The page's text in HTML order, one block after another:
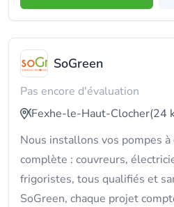
SoGreen
Pas encore d'évaluation
Fexhe-le-Haut-Clocher(24
Nous installons vos pompes
complète : couvreurs,
frigoristes, tous qualifiés et
SoGreen, chaque projet